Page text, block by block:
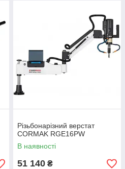
Різьбонарізний верстат
CORMAK RGE16PW
В наявності
51 140 ₴